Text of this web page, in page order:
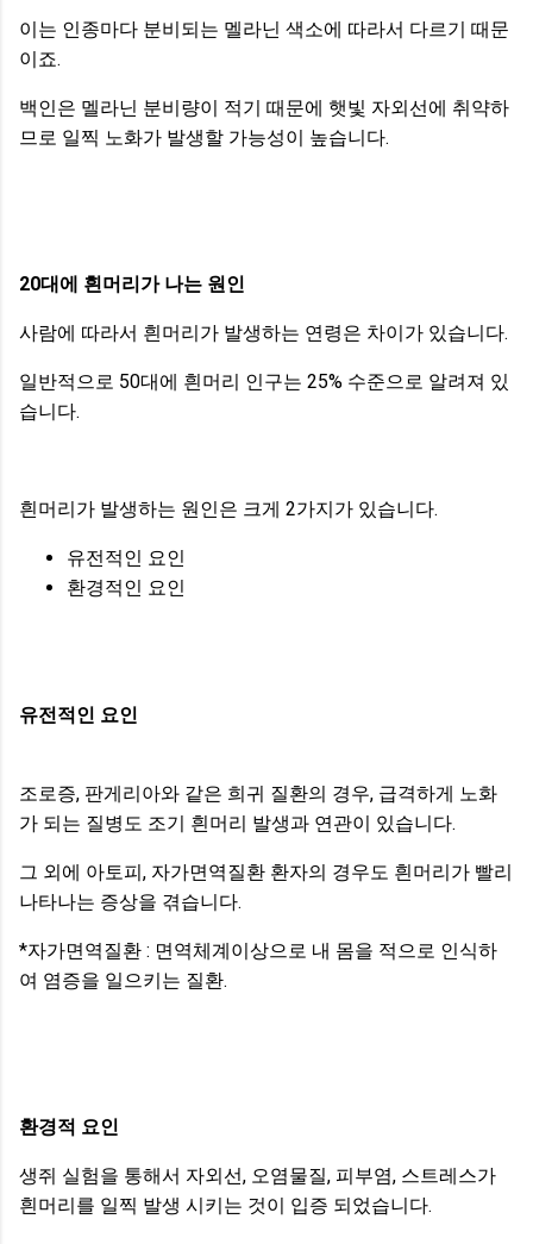
이는 인종마다 분비되는 멜라닌 색소에 따라서 다르기 때문
이죠.
백인은 멜라닌 분비량이 적기 때문에 햇빛 자외선에 취약하
므로 일찍 노화가 발생할 가능성이 높습니다.
20대에 흰머리가 나는 원인
사람에 따라서 흰머리가 발생하는 연령은 차이가 있습니다.
일반적으로 50대에 흰머리 인구는 25% 수준으로 알려져 있
습니다.
흰머리가 발생하는 원인은 크게 2가지가 있습니다.
유전적인 요인
환경적인 요인
유전적인 요인
조로증, 판게리아와 같은 희귀 질환의 경우, 급격하게 노화
가 되는 질병도 조기 흰머리 발생과 연관이 있습니다.
그 외에 아토피, 자가면역질환 환자의 경우도 흰머리가 빨리
나타나는 증상을 겪습니다.
*자가면역질환 : 면역체계이상으로 내 몸을 적으로 인식하
여 염증을 일으키는 질환.
환경적 요인
생쥐 실험을 통해서 자외선, 오염물질, 피부염, 스트레스가
흰머리를 일찍 발생 시키는 것이 입증 되었습니다.